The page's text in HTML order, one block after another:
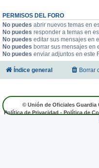
PERMISOS DEL FORO
No puedes abrir nuevos temas en
No puedes responder a temas en
No puedes editar sus mensajes en
No puedes borrar sus mensajes en
No puedes enviar adjuntos en este
Índice general Borrar
© Unión de Oficiales Guardia
Política de Privacidad-Política de